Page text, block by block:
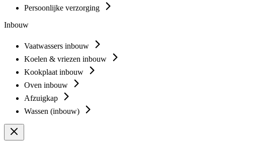
Persoonlijke verzorging
Inbouw
Vaatwassers inbouw
Koelen & vriezen inbouw
Kookplaat inbouw
Oven inbouw
Afzuigkap
Wassen (inbouw)